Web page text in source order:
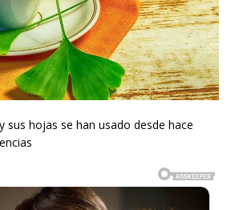
sus hojas se han usado desde hace